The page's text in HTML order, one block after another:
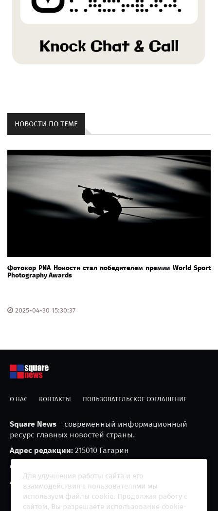
НОВОСТИ ПО ТЕМЕ
Фотокор РИА Новости стал победителем премии World Sport
Photography Awards
2025-04-30 15:30:37
О НАС КОНТАКТЫ ПОЛЬЗОВАТЕЛЬСКОЕ СОГЛАШЕНИЕ
Square News – современный информационный
ресурс главных новостей страны.
Адрес редакции: 215010 Гагарин
e-mail:
Агрегатор новостей «Square news» (18+)
Для улучшения работы сайта и его
взаимодействия с пользователями мы
используем файлы cookie. Продолжая работу с
сайтом, Вы разрешаете использование cookie-